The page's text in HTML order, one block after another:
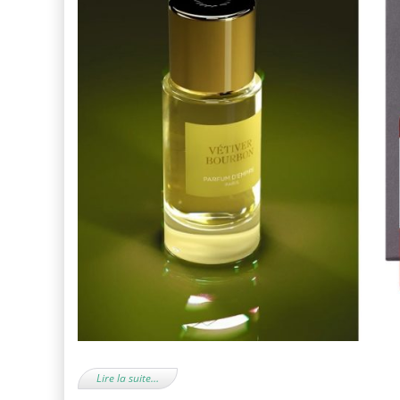
Lire la suite…